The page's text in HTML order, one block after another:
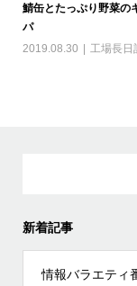
鯖缶とたっぷり野菜の
パ
2019.08.30
工場長日
新着記事
情報バラエティ